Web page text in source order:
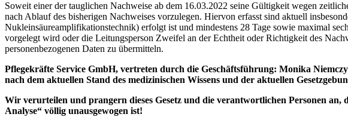
Soweit einer der tauglichen Nachweise ab dem 16.03.2022 seine Gültigkeit wegen
nach Ablauf des bisherigen Nachweises vorzulegen. Hiervon erfasst sind aktuell
Nukleinsäureamplifikationstechnik) erfolgt ist und mindestens 28 Tage sowie maximal
vorgelegt wird oder die Leitungsperson Zweifel an der Echtheit oder Richtigkeit des
personenbezogenen Daten zu übermitteln.
Pflegekräfte Service GmbH, vertreten durch die Geschäftsführung: Monika
nach dem aktuellen Stand des medizinischen Wissens und der aktuellen
Wir verurteilen und prangern dieses Gesetz und die verantwortlichen Personen
Analyse“ völlig unausgewogen ist!